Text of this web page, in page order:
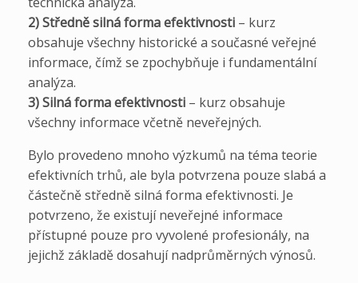
2) Středně silná forma efektivnosti – kurz
obsahuje všechny historické a současné veřejné
informace, čímž se zpochybňuje i fundamentální
analýza.
3) Silná forma efektivnosti – kurz obsahuje
všechny informace včetně neveřejných.
Bylo provedeno mnoho výzkumů na téma teorie
efektivních trhů, ale byla potvrzena pouze slabá a
částečně středně silná forma efektivnosti. Je
potvrzeno, že existují neveřejné informace
přístupné pouze pro vyvolené profesionály, na
jejichž základě dosahují nadprůměrných výnosů.